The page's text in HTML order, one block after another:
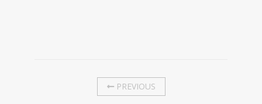
PREVIOUS